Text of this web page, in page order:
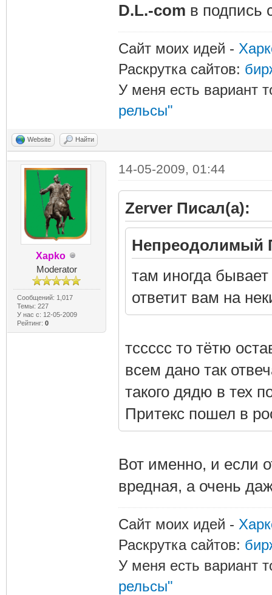
D.L.-com в подпись
Сайт моих идей -
Раскрутка сайтов:
У меня есть вариант
рельсы"
Website Найти
Xapko
Moderator
Сообщений: 1,017
Темы: 227
У нас с: 12-05-2009
Рейтинг: 0
14-05-2009, 01:44
Zerver Писал(а):
Непреодолимый
там иногда
ответит вам на
тссссс то тётю
всем дано так
такого дядю в тех
Притекс пошел в
Вот именно, и если
вредная, а очень
Сайт моих идей -
Раскрутка сайтов:
У меня есть вариант
рельсы"